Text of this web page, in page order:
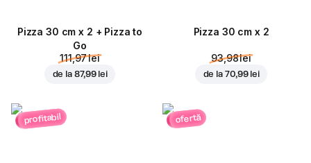
Pizza 30 cm x 2 + Pizza to
Go
111,97 lei
de la 87,99 lei
Pizza 30 cm x 2
93,98 lei
de la 70,99 lei
profitabil ofertă